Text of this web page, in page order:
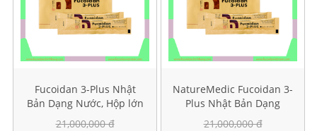
Fucoidan 3-Plus Nhật
Bản Dạng Nước, Hộp lớn
50 gói
21,000,000 đ
NatureMedic Fucoidan 3-
Plus Nhật Bản Dạng
Nước, Hộp lớn 50 gói
21,000,000 đ